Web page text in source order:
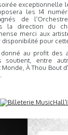
exceptionnelle
les 14
de
la direction du
merci aux
pour
au profit des
soutient, entre
Monde, À Thou Bout